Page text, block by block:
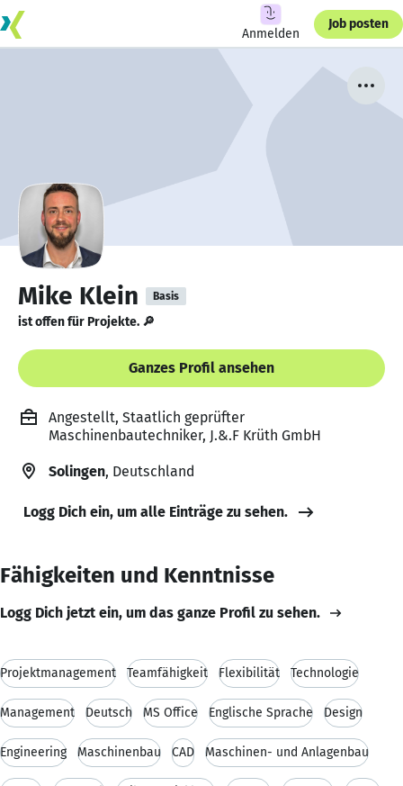
Anmelden
Job posten
Mike Klein Basis
ist offen für Projekte. 🔎
Ganzes Profil ansehen
Angestellt, Staatlich geprüfter
Maschinenbautechniker, J.&.F Krüth GmbH
Solingen, Deutschland
Logg Dich ein, um alle Einträge zu sehen.
Fähigkeiten und Kenntnisse
Logg Dich jetzt ein, um das ganze Profil zu sehen.
Projektmanagement Teamfähigkeit Flexibilität Technologie
Management Deutsch MS Office Englische Sprache Design
Engineering Maschinenbau CAD Maschinen- und Anlagenbau